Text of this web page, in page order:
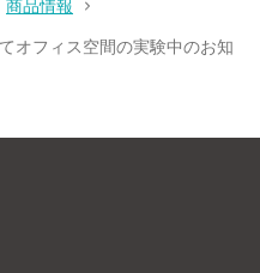
商品情報
オフィス空間の実験中のお知